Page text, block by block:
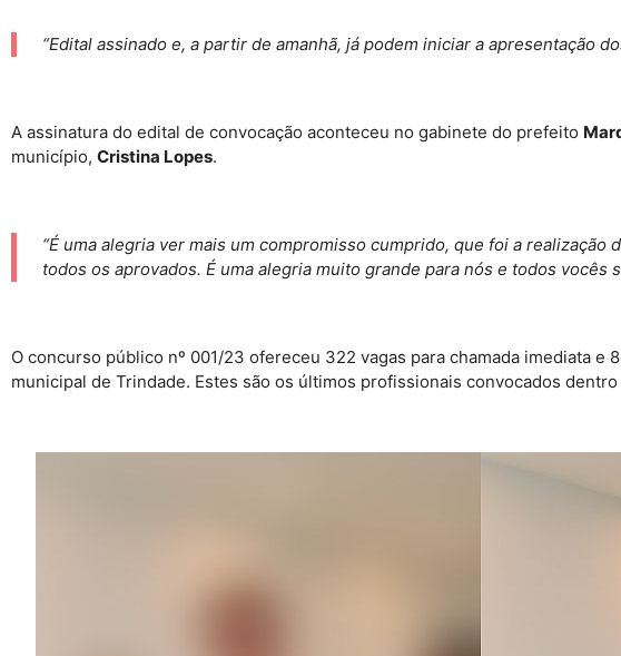
“Edital assinado e, a partir de amanhã, já podem iniciar a apresentação
A assinatura do edital de convocação aconteceu no gabinete do prefeito
município, Cristina Lopes.
“É uma alegria ver mais um compromisso cumprido, que foi a
todos os aprovados. É uma alegria muito grande para nós e todos
O concurso público nº 001/23 ofereceu 322 vagas para chamada imediata
municipal de Trindade. Estes são os últimos profissionais convocados